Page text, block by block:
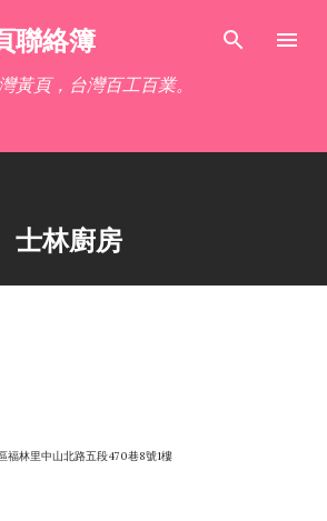
跳到主要內容
聯絡簿
黃頁，台灣百工百業。
士林廚房
福林里中山北路五段470巷8號1樓